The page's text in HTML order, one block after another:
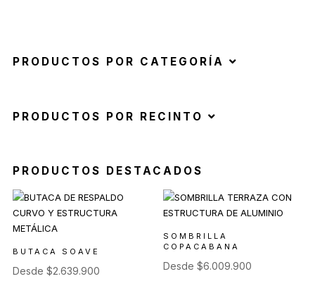
PRODUCTOS POR CATEGORÍA
PRODUCTOS POR RECINTO
PRODUCTOS DESTACADOS
BUTACA SOAVE
Desde $2.639.900
SOMBRILLA
COPACABANA
Desde$6.009.900